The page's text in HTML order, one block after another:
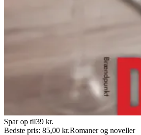
Spar op til39 kr.
Bedste pris: 85,00 kr.Romaner og noveller